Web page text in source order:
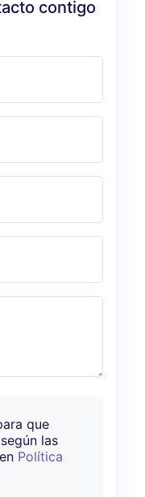
contigo
que
las
Política